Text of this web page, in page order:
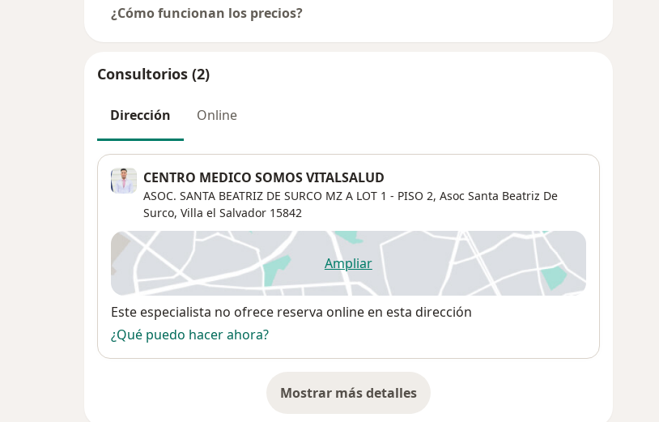
¿Cómo funcionan los precios?
Consultorios (2)
Dirección Online
CENTRO MEDICO SOMOS VITALSALUD
ASOC. SANTA BEATRIZ DE SURCO MZ A LOT 1 - PISO 2, Asoc Santa Beatriz De
Surco, Villa el Salvador 15842
Ampliarse abre en una nueva pestaña
Disponibilidad
Este especialista no ofrece reserva online en esta dirección
¿Qué puedo hacer ahora?
Mostrar más detalles
sobre la dirección